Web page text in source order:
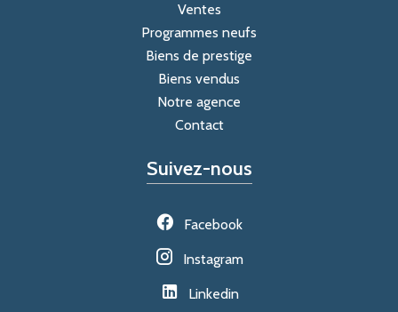
Ventes
Programmes neufs
Biens de prestige
Biens vendus
Notre agence
Contact
Suivez-nous
Facebook
Instagram
Linkedin